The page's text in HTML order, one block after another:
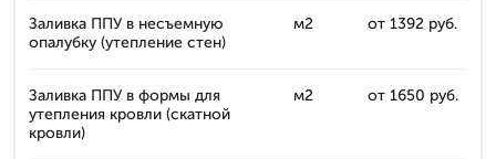
Заливка ППУ в несъемную
опалубку (утепление стен)
м2 от 1392 руб.
Заливка ППУ в формы для
утепления кровли (скатной
кровли)
м2 от 1650 руб.